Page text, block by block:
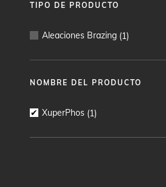
TIPO DE PRODUCTO
Aleaciones Brazing (1)
NOMBRE DEL PRODUCTO
XuperPhos (1)